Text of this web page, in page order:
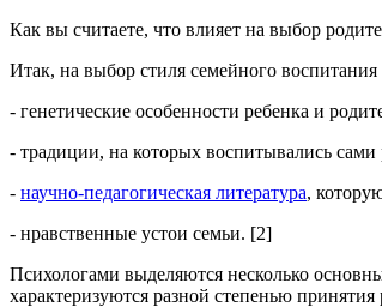
Как вы считаете, что влияет на выбор
Итак, на выбор стиля семейного
- генетические особенности ребенка и
- традиции, на которых воспитывались сами
- научно-педагогическая литература,
- нравственные устои семьи. [2]
Психологами выделяются несколько
характеризуются разной степенью